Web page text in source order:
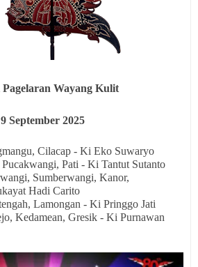
Pagelaran Wayang Kulit
9 September 2025
Cilacap - Ki Eko Suwaryo
Pati - Ki Tantut Sutanto
Sumberwangi, Kanor,
Hadi Carito
Lamongan - Ki Pringgo Jati
Kedamean, Gresik - Ki Purnawan